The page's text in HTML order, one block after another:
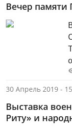
Вечер памяти
30 Апрель 2019 -
Выставка
Риту» и